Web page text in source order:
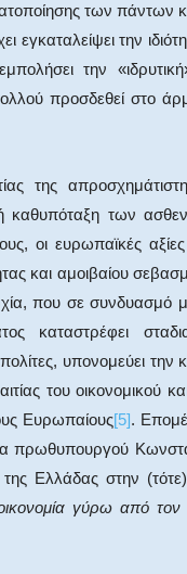
των πάντων
την
την
προσδεθεί στο
της
καθυπόταξη των
οι ευρωπαϊκές
και αμοιβαίου
που σε συνδυασμό
καταστρέφει
υπονομεύει
του οικονομικού
Ευρωπαίους[5].
πρωθυπουργού
της Ελλάδας στην
γύρω από